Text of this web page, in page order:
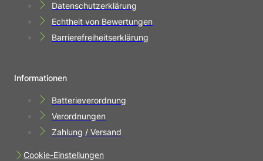
Datenschutzerklärung
Echtheit von Bewertungen
Barrierefreiheitserklärung
Informationen
Batterieverordnung
Verordnungen
Zahlung / Versand
Cookie-Einstellungen